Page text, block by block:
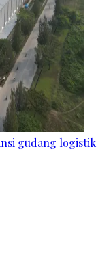
gudang logistik